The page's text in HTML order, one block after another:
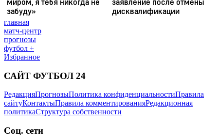
главная
матч-центр
прогнозы
футбол +
Избранное
САЙТ ФУТБОЛ 24
РедакцияПрогнозыПолитика конфиденциальностиПравила
сайтуКонтактыПравила комментированияРедакционная
политикаСтруктура собственности
Соц. сети